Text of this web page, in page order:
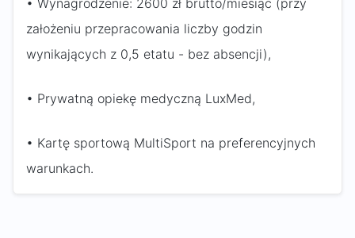
• Wynagrodzenie: 2600 zł brutto/miesiąc (przy
założeniu przepracowania liczby godzin
wynikających z 0,5 etatu - bez absencji),
• Prywatną opiekę medyczną LuxMed,
• Kartę sportową MultiSport na preferencyjnych
warunkach.